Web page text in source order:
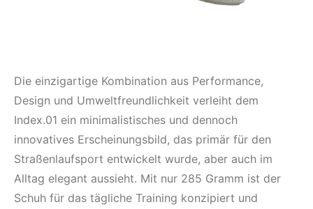
Die einzigartige Kombination aus Performance,
Design und Umweltfreundlichkeit verleiht dem
Index.01 ein minimalistisches und dennoch
innovatives Erscheinungsbild, das primär für den
Straßenlaufsport entwickelt wurde, aber auch im
Alltag elegant aussieht. Mit nur 285 Gramm ist der
Schuh für das tägliche Training konzipiert und